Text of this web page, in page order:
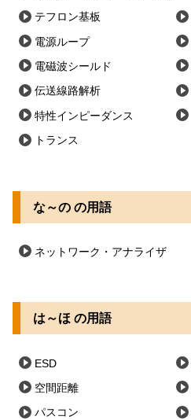
テフロン基板
電源ループ
電磁波シールド
伝送線路解析
特性インピーダンス
トランス
な～の の用語
ネットワーク・アナライザ
は～ほ の用語
ESD
空間距離
パスコン